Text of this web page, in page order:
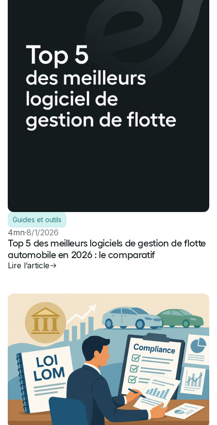
Guides et outils
4mn 8/1/2026
Top 5 des meilleurs logiciels de gestion de flotte
automobile en 2026 : le comparatif
Lire l’article